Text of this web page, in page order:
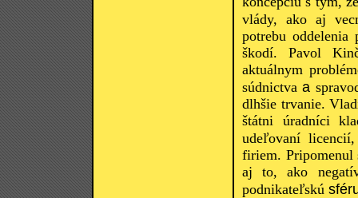
vlády, ako aj
potrebu
škodí. Pavol
aktuálnym
súdnictvaa
dlhšie trvanie.
štátni úradníci
udeľovaní
firiem. Pripomenul
aj to, ako
podnikateľskú